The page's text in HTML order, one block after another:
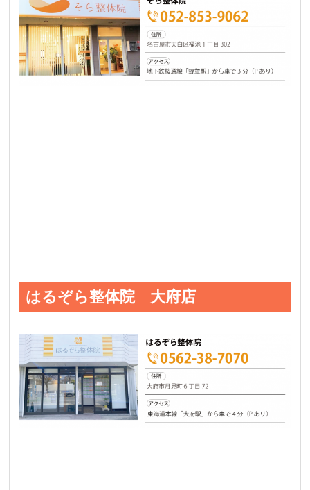
はるぞら整体院 大府店